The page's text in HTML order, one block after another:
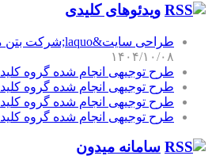
ویدئوهای کلیدی
طراحی سایت&laquo;شرکت بتن میکس&raquo;
۱۴۰۴/۱۰/۰۸
طرح توجیهی انجام شده گروه کلید
طرح توجیهی انجام شده گروه کلید
طرح توجیهی انجام شده گروه کلید
طرح توجیهی انجام شده گروه کلید
سامانه میدون